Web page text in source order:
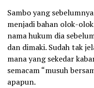
Sambo yang
menjadi bahan olok-
nama hukum dia
dan dimaki. Sudah tak
mana yang sekedar
semacam “musuh
apapun.